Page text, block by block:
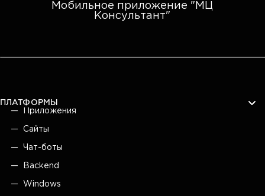
Мобильное приложение "МЦ
Консультант"
ПЛАТФОРМЫ
Приложения
Сайты
Чат-боты
Backend
Windows